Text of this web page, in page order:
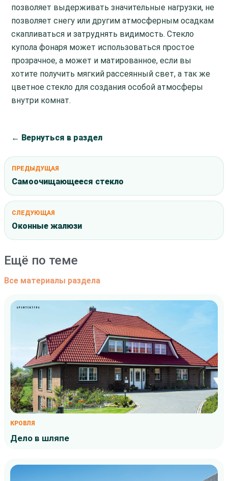
← Вернуться в раздел
ПРЕДЫДУЩАЯ
Самоочищающееся стекло
СЛЕДУЮЩАЯ
Оконные жалюзи
позволяет выдерживать значительные нагрузки, не
позволяет снегу или другим атмосферным осадкам
скапливаться и затруднять видимость. Стекло
купола фонаря может использоваться простое
прозрачное, а может и матированное, если вы
хотите получить мягкий рассеянный свет, а так же
цветное стекло для создания особой атмосферы
внутри комнат.
Ещё по теме
Все материалы раздела
КРОВЛЯ
Дело в шляпе